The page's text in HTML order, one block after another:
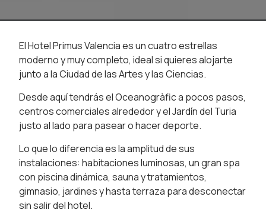
El Hotel Primus Valencia es un cuatro estrellas
moderno y muy completo, ideal si quieres alojarte
junto a la Ciudad de las Artes y las Ciencias.
Desde aquí tendrás el Oceanogràfic a pocos pasos,
centros comerciales alrededor y el Jardín del Turia
justo al lado para pasear o hacer deporte.
Lo que lo diferencia es la amplitud de sus
instalaciones: habitaciones luminosas, un gran spa
con piscina dinámica, sauna y tratamientos,
gimnasio, jardines y hasta terraza para desconectar
sin salir del hotel.